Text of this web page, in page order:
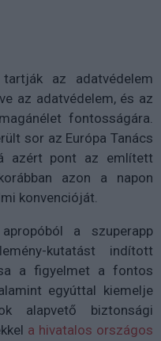
az adatvédelem
az adatvédelem, és az
fontosságára.
sor az Európa Tanács
azért pont az említett
azon a napon
konvencióját.
a szuperapp
kutatást indított
a figyelmet a fontos
egyúttal kiemelje
alapvető biztonsági
a hivatalos országos